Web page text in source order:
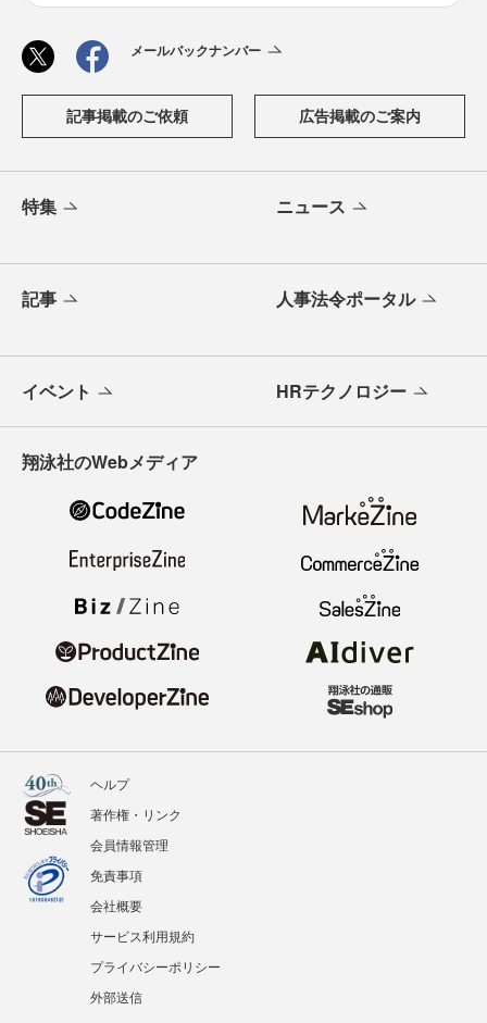
メールバックナンバー
記事掲載のご依頼 広告掲載のご案内
特集 ニュース
記事 人事法令ポータル
イベント HRテクノロジー
翔泳社のWebメディア
ヘルプ
著作権・リンク
会員情報管理
免責事項
会社概要
サービス利用規約
プライバシーポリシー
外部送信